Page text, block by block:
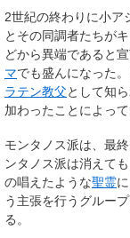
2世紀の終わりに小ア
とその同調者たちが
どから異端であると
マでも盛んになった
ラテン教父として知
加わったことによって
モンタノス派は、最終
ンタノス派は消えて
の唱えたような聖霊
う主張を行うグルー
る。